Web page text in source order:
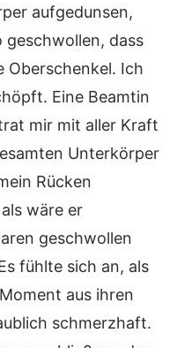
aufgedunsen,
geschwollen, dass
Oberschenkel. Ich
Eine Beamtin
mir mit aller Kraft
Unterkörper
Rücken
wäre er
geschwollen
fühlte sich an, als
aus ihren
schmerzhaft.